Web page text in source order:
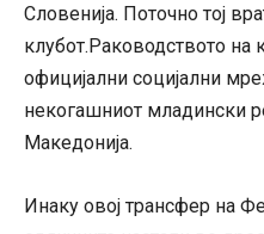
Словенија. Поточно тој
клубот.Раководството на
официјални социјални
некогашниот младински
Македонија.
Инаку овој трансфер на